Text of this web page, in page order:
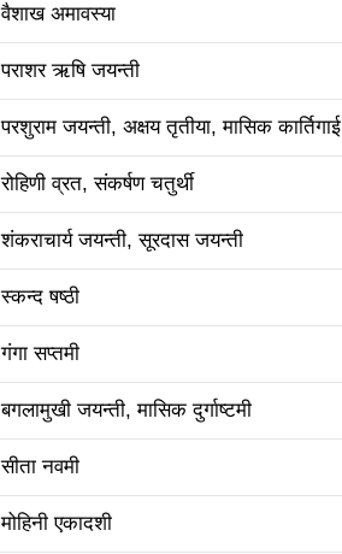
वैशाख अमावस्या
पराशर ऋषि जयन्ती
परशुराम जयन्ती, अक्षय तृतीया, मासिक कार्तिगाई
रोहिणी व्रत, संकर्षण चतुर्थी
शंकराचार्य जयन्ती, सूरदास जयन्ती
स्कन्द षष्ठी
गंगा सप्तमी
बगलामुखी जयन्ती, मासिक दुर्गाष्टमी
सीता नवमी
मोहिनी एकादशी